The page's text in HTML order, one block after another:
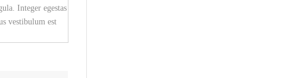
Integer egestas
vestibulum est